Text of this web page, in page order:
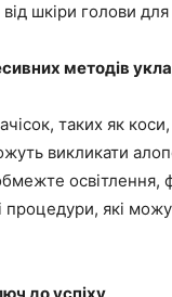
шкіри голови
методів
таких як коси,
викликати
освітлення,
процедури, які